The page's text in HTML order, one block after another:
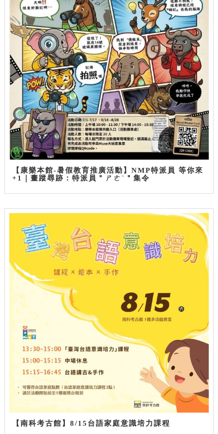
【康樂本館-暑假教育推廣活動】NMP特派員 等你來
+1｜畫蹤尋跡：特派員＂ㄕㄜˋ＂集令
【南科考古館】8/15台語家庭意識培力課程